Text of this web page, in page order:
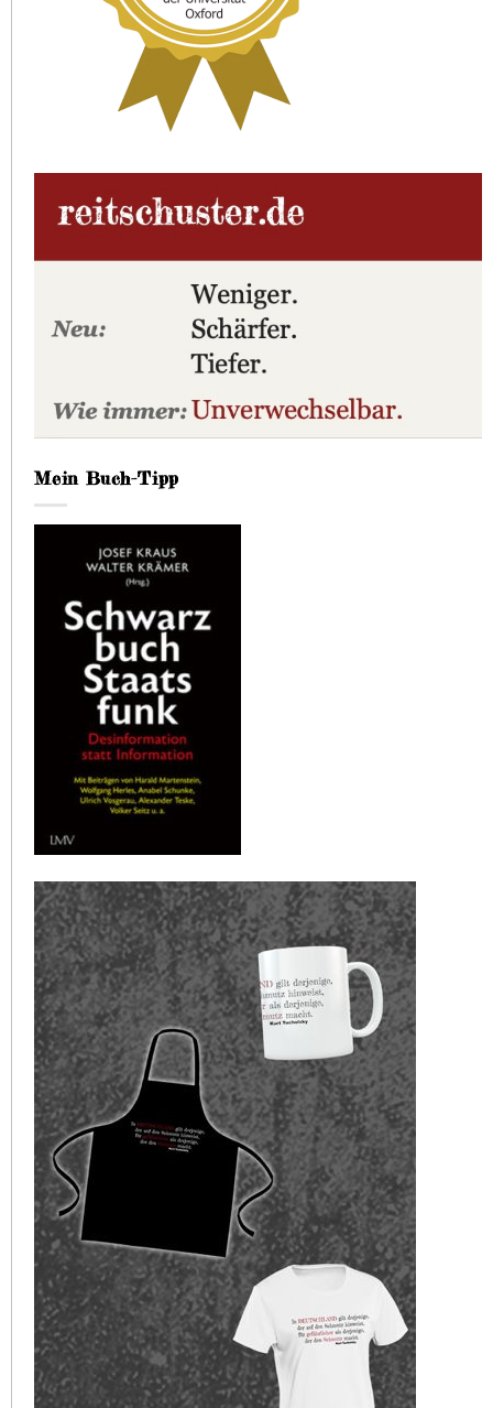
Mein Buch-Tipp